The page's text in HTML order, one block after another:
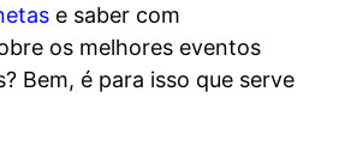
e saber com
os melhores eventos
Bem, é para isso que serve